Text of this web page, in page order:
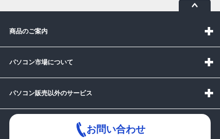
商品のご案内
パソコン市場について
パソコン販売以外のサービス
お問い合わせ